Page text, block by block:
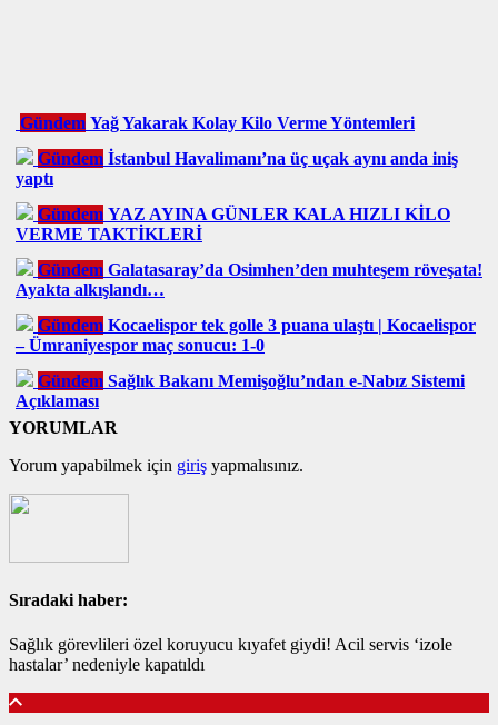
Gündem Yağ Yakarak Kolay Kilo Verme Yöntemleri
Gündem İstanbul Havalimanı’na üç uçak aynı anda iniş
yaptı
Gündem YAZ AYINA GÜNLER KALA HIZLI KİLO
VERME TAKTİKLERİ
Gündem Galatasaray’da Osimhen’den muhteşem röveşata!
Ayakta alkışlandı…
Gündem Kocaelispor tek golle 3 puana ulaştı | Kocaelispor
– Ümraniyespor maç sonucu: 1-0
Gündem Sağlık Bakanı Memişoğlu’ndan e-Nabız Sistemi
Açıklaması
YORUMLAR
Yorum yapabilmek için giriş yapmalısınız.
Sıradaki haber:
Sağlık görevlileri özel koruyucu kıyafet giydi! Acil servis ‘izole
hastalar’ nedeniyle kapatıldı